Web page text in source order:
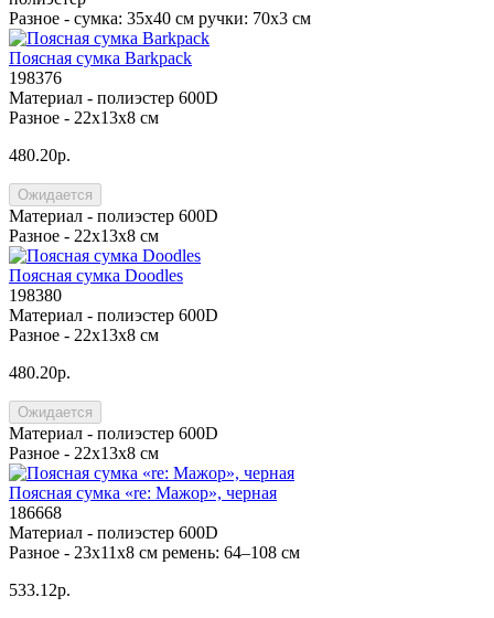
Разное - сумка: 35х40 см ручки: 70х3 см
Поясная сумка Barkpack
198376
Материал - полиэстер 600D
Разное - 22x13x8 см
480.20р.
Ожидается
Материал - полиэстер 600D
Разное - 22x13x8 см
Поясная сумка Doodles
198380
Материал - полиэстер 600D
Разное - 22x13x8 см
480.20р.
Ожидается
Материал - полиэстер 600D
Разное - 22x13x8 см
Поясная сумка «re: Мажор», черная
186668
Материал - полиэстер 600D
Разное - 23x11x8 см ремень: 64–108 см
533.12р.